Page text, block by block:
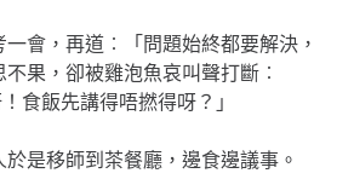
一會，再道︰「問題始終都要解決，
果，卻被雞泡魚哀叫聲打斷︰
食飯先講得唔撚得呀？」
是移師到茶餐廳，邊食邊議事。